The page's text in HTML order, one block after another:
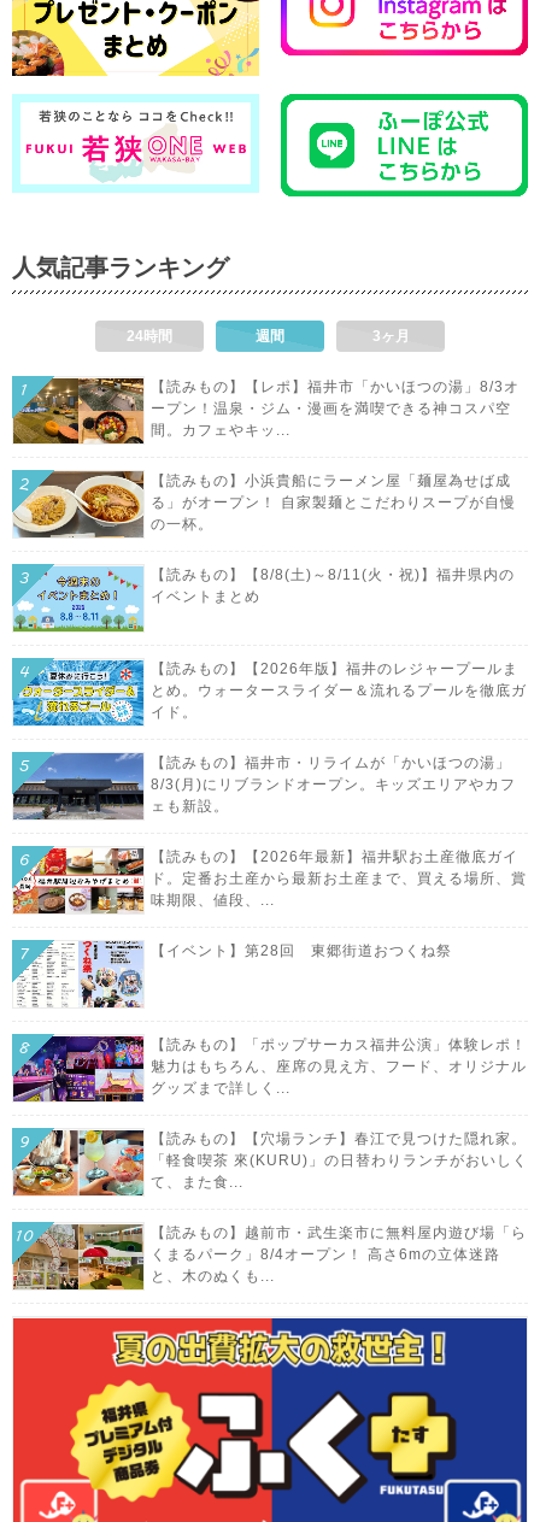
人気記事ランキング
24時間 週間 3ヶ月
【読みもの】【レポ】福井市「かいほつの湯」8/3オ
ープン！温泉・ジム・漫画を満喫できる神コスパ空
間。カフェやキッ...
【読みもの】小浜貴船にラーメン屋「麺屋為せば成
る」がオープン！ 自家製麺とこだわりスープが自慢
の一杯。
【読みもの】【8/8(土)～8/11(火・祝)】福井県内の
イベントまとめ
【読みもの】【2026年版】福井のレジャープールま
とめ。ウォータースライダー＆流れるプールを徹底ガ
イド。
【読みもの】福井市・リライムが「かいほつの湯」
8/3(月)にリブランドオープン。キッズエリアやカフ
ェも新設。
【読みもの】【2026年最新】福井駅お土産徹底ガイ
ド。定番お土産から最新お土産まで、買える場所、賞
味期限、値段、...
【イベント】第28回 東郷街道おつくね祭
【読みもの】「ポップサーカス福井公演」体験レポ！
魅力はもちろん、座席の見え方、フード、オリジナル
グッズまで詳しく...
【読みもの】【穴場ランチ】春江で見つけた隠れ家。
「軽食喫茶 來(KURU)」の日替わりランチがおいしく
て、また食...
【読みもの】越前市・武生楽市に無料屋内遊び場「ら
くまるパーク」8/4オープン！ 高さ6mの立体迷路
と、木のぬくも...